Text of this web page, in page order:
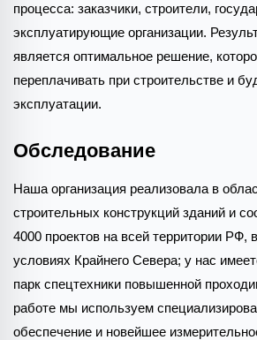
процесса: заказчики, строители,
эксплуатирующие организации.
является оптимальное решение,
переплачивать при строительстве и
эксплуатации.
Обследование
Наша организация реализовала в
строительных конструкций зданий и
4000 проектов на всей территории РФ,
условиях Крайнего Севера; у нас
парк спецтехники повышенной
работе мы используем
обеспечение и новейшее